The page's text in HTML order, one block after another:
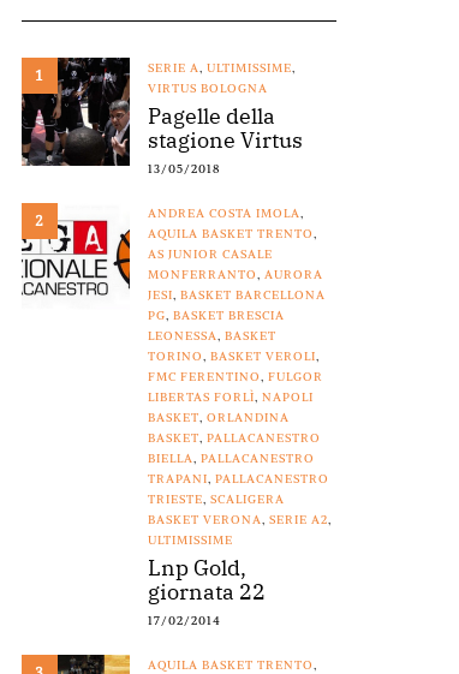
1 SERIE A, ULTIMISSIME,
VIRTUS BOLOGNA
Pagelle della
stagione Virtus
13/05/2018
2 ANDREA COSTA IMOLA,
AQUILA BASKET TRENTO,
AS JUNIOR CASALE
MONFERRANTO, AURORA
JESI, BASKET BARCELLONA
PG, BASKET BRESCIA
LEONESSA, BASKET
TORINO, BASKET VEROLI,
FMC FERENTINO, FULGOR
LIBERTAS FORLÌ, NAPOLI
BASKET, ORLANDINA
BASKET, PALLACANESTRO
BIELLA, PALLACANESTRO
TRAPANI, PALLACANESTRO
TRIESTE, SCALIGERA
BASKET VERONA, SERIE A2,
ULTIMISSIME
Lnp Gold,
giornata 22
17/02/2014
AQUILA BASKET TRENTO,